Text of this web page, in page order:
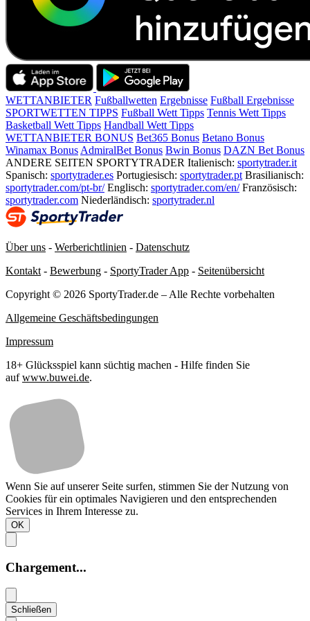
WETTANBIETER Fußballwetten Ergebnisse Fußball Ergebnisse
SPORTWETTEN TIPPS Fußball Wett Tipps Tennis Wett Tipps
Basketball Wett Tipps Handball Wett Tipps
WETTANBIETER BONUS Bet365 Bonus Betano Bonus
Winamax Bonus AdmiralBet Bonus Bwin Bonus DAZN Bet Bonus
ANDERE SEITEN SPORTYTRADER Italienisch: sportytrader.it
Spanisch: sportytrader.es Portugiesisch: sportytrader.pt Brasilianisch:
sportytrader.com/pt-br/ Englisch: sportytrader.com/en/ Französisch:
sportytrader.com Niederländisch: sportytrader.nl
Über uns - Werberichtlinien - Datenschutz
Kontakt - Bewerbung - SportyTrader App - Seitenübersicht
Copyright © 2026 SportyTrader.de – Alle Rechte vorbehalten
Allgemeine Geschäftsbedingungen
Impressum
18+ Glücksspiel kann süchtig machen - Hilfe finden Sie
aufwww.buwei.de.
Wenn Sie auf unserer Seite surfen, stimmen Sie der Nutzung von
Cookies für ein optimales Navigieren und den entsprechenden
Services in Ihrem Interesse zu.
OK
Chargement...
Schließen